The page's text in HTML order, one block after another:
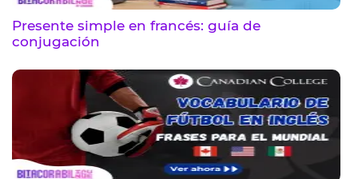
Presente simple en francés: guía de
conjugación